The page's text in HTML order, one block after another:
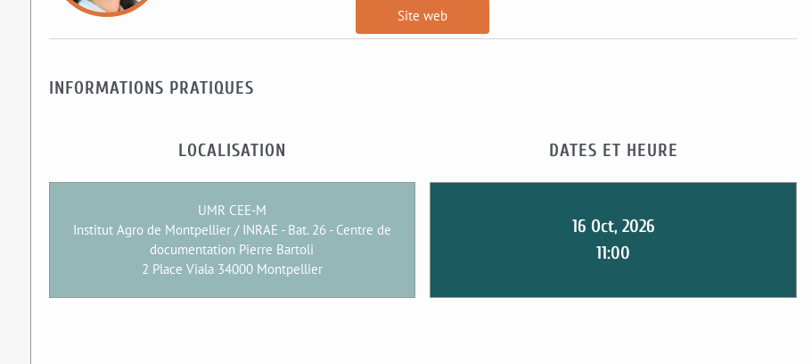
Site web
INFORMATIONS PRATIQUES
LOCALISATION
UMR CEE-M
Institut Agro de Montpellier / INRAE - Bat. 26 - Centre de
documentation Pierre Bartoli
2 Place Viala 34000 Montpellier
DATES ET HEURE
16 Oct, 2026
11:00